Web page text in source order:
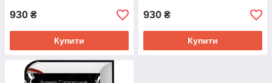
930 ₴
Купити
930 ₴
Купити